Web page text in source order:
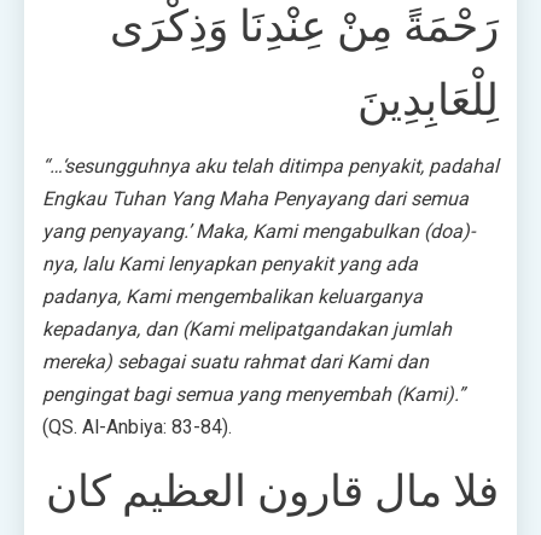
رَحْمَةً مِنْ عِنْدِنَا وَذِكْرَى
لِلْعَابِدِينَ
“…‘sesungguhnya aku telah ditimpa penyakit, padahal
Engkau Tuhan Yang Maha Penyayang dari semua
yang penyayang.’ Maka, Kami mengabulkan (doa)-
nya, lalu Kami lenyapkan penyakit yang ada
padanya, Kami mengembalikan keluarganya
kepadanya, dan (Kami melipatgandakan jumlah
mereka) sebagai suatu rahmat dari Kami dan
pengingat bagi semua yang menyembah (Kami).”
(QS. Al-Anbiya: 83-84).
فلا مال قارون العظيم كان